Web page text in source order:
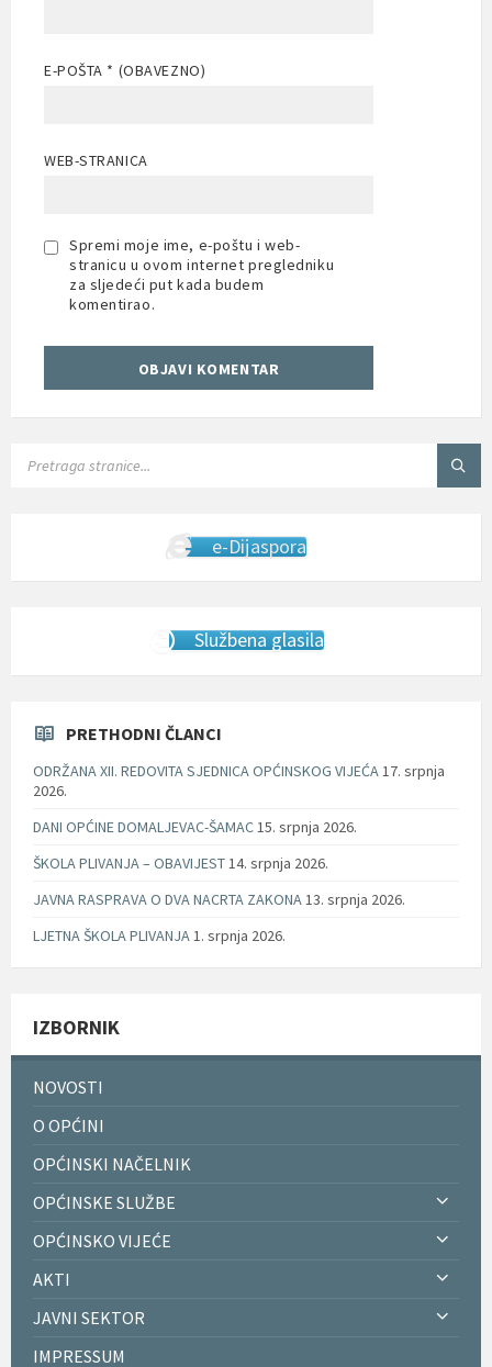
E-POŠTA * (OBAVEZNO)
WEB-STRANICA
Spremi moje ime, e-poštu i web-
stranicu u ovom internet pregledniku
za sljedeći put kada budem
komentirao.
e-Dijaspora
Službena glasila
PRETHODNI ČLANCI
ODRŽANA XII. REDOVITA SJEDNICA OPĆINSKOG VIJEĆA17. srpnja
2026.
DANI OPĆINE DOMALJEVAC-ŠAMAC15. srpnja 2026.
ŠKOLA PLIVANJA – OBAVIJEST14. srpnja 2026.
JAVNA RASPRAVA O DVA NACRTA ZAKONA13. srpnja 2026.
LJETNA ŠKOLA PLIVANJA1. srpnja 2026.
IZBORNIK
NOVOSTI
O OPĆINI
OPĆINSKI NAČELNIK
OPĆINSKE SLUŽBE
OPĆINSKO VIJEĆE
AKTI
JAVNI SEKTOR
IMPRESSUM